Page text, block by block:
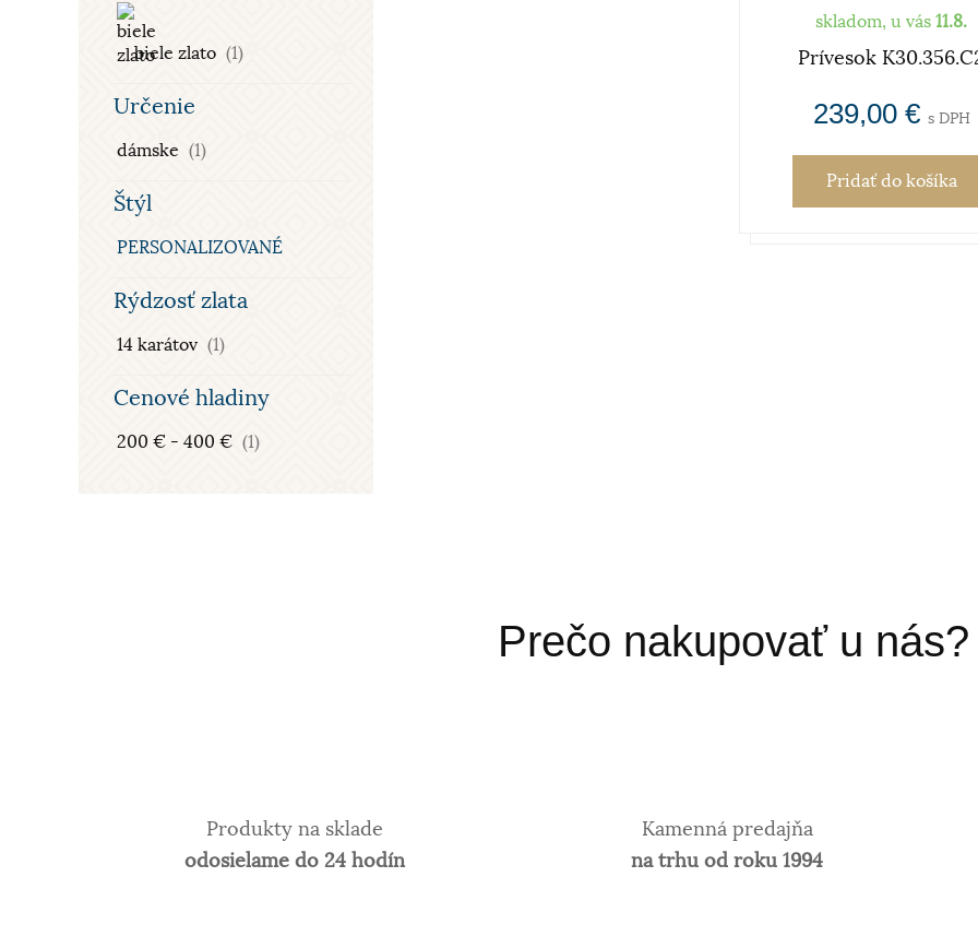
biele zlato (1)
Určenie
dámske (1)
Štýl
PERSONALIZOVANÉ
Rýdzosť zlata
14 karátov (1)
Cenové hladiny
200 € - 400 € (1)
skladom, u vás11.8.
Prívesok
239,00 € s DPH
Pridaťdo košíka
Prečo nakupovať u nás?
Produkty na sklade
odosielame do 24 hodín
Kamenná predajňa
na trhu od roku 1994